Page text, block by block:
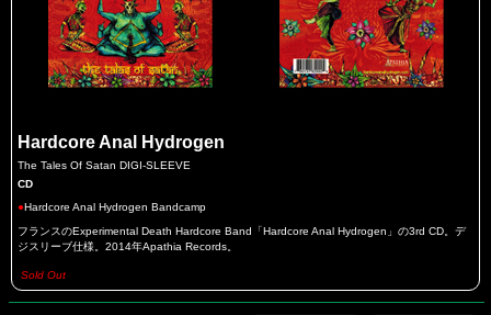
Hardcore Anal Hydrogen
The Tales Of Satan DIGI-SLEEVE
CD
●Hardcore Anal Hydrogen Bandcamp
フランスのExperimental Death Hardcore Band「Hardcore Anal Hydrogen」の3rd CD。デ
ジスリーブ仕様。2014年Apathia Records。
Sold Out